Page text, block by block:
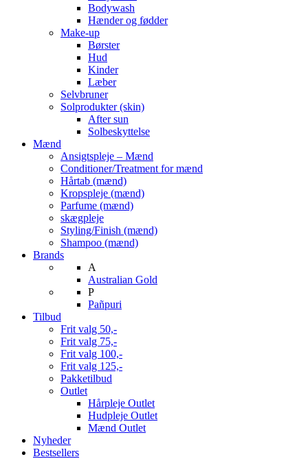
Bodywash
Hænder og fødder
Make-up
Børster
Hud
Kinder
Læber
Selvbruner
Solprodukter (skin)
After sun
Solbeskyttelse
Mænd
Ansigtspleje – Mænd
Conditioner/Treatment for mænd
Hårtab (mænd)
Kropspleje (mænd)
Parfume (mænd)
skægpleje
Styling/Finish (mænd)
Shampoo (mænd)
Brands
A
Australian Gold
P
Pañpuri
Tilbud
Frit valg 50,-
Frit valg 75,-
Frit valg 100,-
Frit valg 125,-
Pakketilbud
Outlet
Hårpleje Outlet
Hudpleje Outlet
Mænd Outlet
Nyheder
Bestsellers